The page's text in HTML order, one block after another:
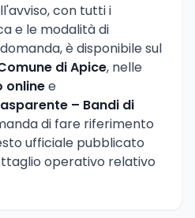
con tutti i
e le modalità di
è disponibile sul
di Apice, nelle
onlinee
– Bandi di
di fare riferimento
ufficiale pubblicato
operativo relativo